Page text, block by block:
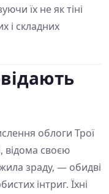
їх не як тіні
і складних
облоги Трої
відома своєю
зраду, — обидві
інтриг. Їхні